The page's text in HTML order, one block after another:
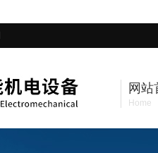
网站
Home